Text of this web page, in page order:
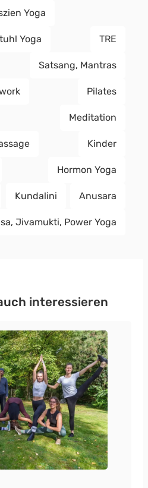
Yoga
Yoga TRE
Satsang, Mantras
Pilates
Meditation
Kinder
Hormon Yoga
Kundalini Anusara
Jivamukti, Power Yoga
interessieren